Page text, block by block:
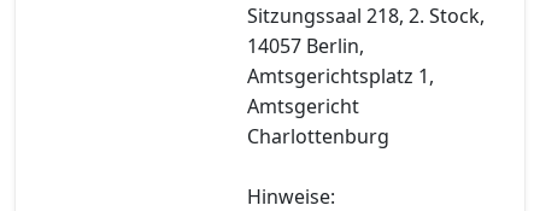
Sitzungssaal 218, 2. Stock,
14057 Berlin,
Amtsgerichtsplatz 1,
Amtsgericht
Charlottenburg
Hinweise: